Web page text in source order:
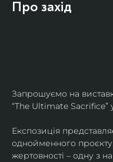
Про захід
Запрошуємо на
“The Ultimate Sacrifice”
Експозиція
однойменного
жертовності – одну з